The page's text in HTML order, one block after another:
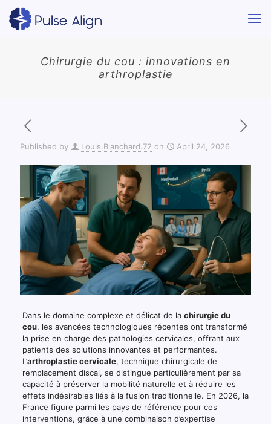
Chirurgie du cou : innovations en
arthroplastie
Published by Louis.Blanchard.72 on April 24, 2026
Dans le domaine complexe et délicat de la chirurgie du
cou, les avancées technologiques récentes ont transformé
la prise en charge des pathologies cervicales, offrant aux
patients des solutions innovantes et performantes.
L’arthroplastie cervicale, technique chirurgicale de
remplacement discal, se distingue particulièrement par sa
capacité à préserver la mobilité naturelle et à réduire les
effets indésirables liés à la fusion traditionnelle. En 2026, la
France figure parmi les pays de référence pour ces
interventions, grâce à une combinaison d’expertise